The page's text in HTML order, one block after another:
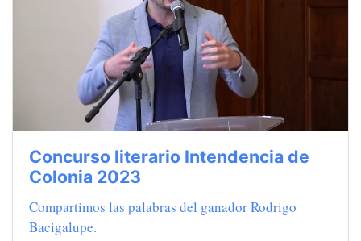
Concurso literario Intendencia de
Colonia 2023
Compartimos las palabras del ganador Rodrigo
Bacigalupe.